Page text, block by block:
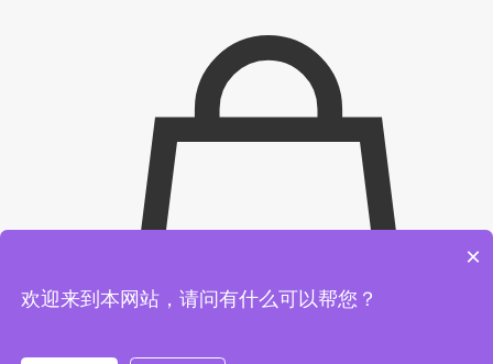
×
欢迎来到本网站，请问有什么可以帮您？